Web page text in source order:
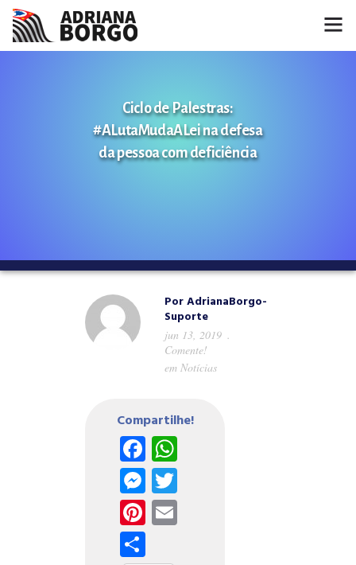
CONHEÇA A ADRIANA
Ciclo de Palestras:
#ALutaMudaALei na defesa
da pessoa com deficiência
PorAdrianaBorgo-
Suporte
jun 13, 2019
Comente!
em Notícias
Compartilhe!
Facebook
WhatsApp
Messenger
Twitter
Pinterest
Email
Share